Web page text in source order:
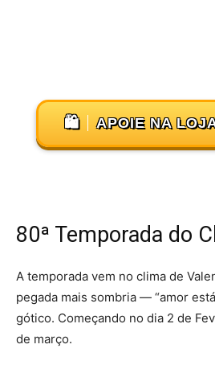
🛍️ APOIE NA
80ª Temporada do
A temporada vem no clima de
pegada mais sombria — “amor
gótico. Começando no dia 2 de
de março.